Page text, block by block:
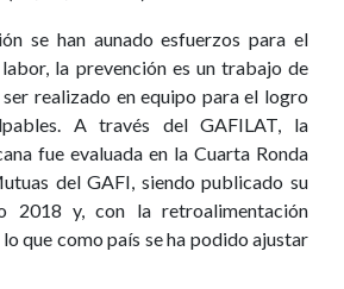
se han aunado esfuerzos para el
la prevención es un trabajo de
realizado en equipo para el logro
A través del GAFILAT, la
fue evaluada en la Cuarta Ronda
del GAFI, siendo publicado su
2018 y, con la retroalimentación
que como país se ha podido ajustar